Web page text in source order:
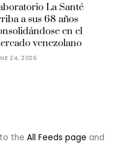
La Santé
a sus 68 años
en el
venezolano
24, 2026
to theAll Feeds page and